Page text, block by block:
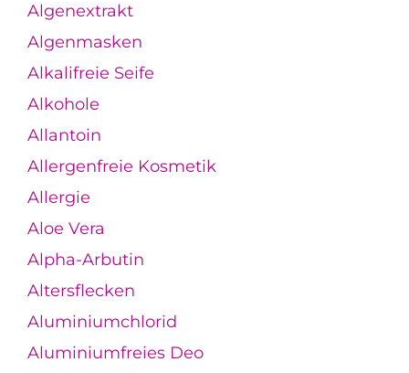
Algenextrakt
Algenmasken
Alkalifreie Seife
Alkohole
Allantoin
Allergenfreie Kosmetik
Allergie
Aloe Vera
Alpha-Arbutin
Altersflecken
Aluminiumchlorid
Aluminiumfreies Deo